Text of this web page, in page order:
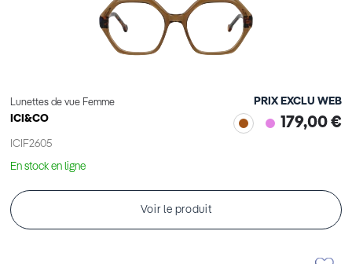
Lunettes de vue Femme
ICI&CO
ICIF2605
PRIX EXCLU WEB
179,00 €
En stock en ligne
Voir le produit